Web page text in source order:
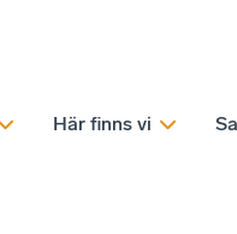
Här finns vi